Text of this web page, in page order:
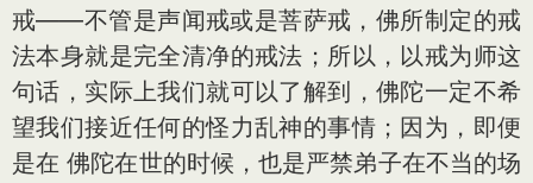
戒——不管是声闻戒或是菩萨戒，佛所制定的戒
法本身就是完全清净的戒法；所以，以戒为师这
句话，实际上我们就可以了解到，佛陀一定不希
望我们接近任何的怪力乱神的事情；因为，即便
是在 佛陀在世的时候，也是严禁弟子在不当的场